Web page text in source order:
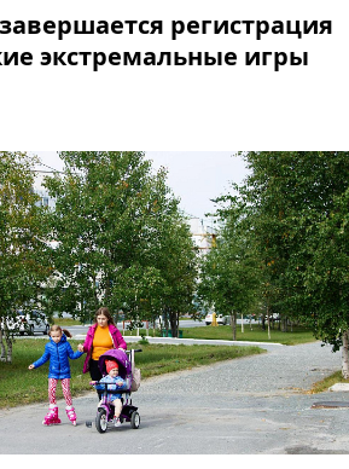
регистрация
экстремальные игры